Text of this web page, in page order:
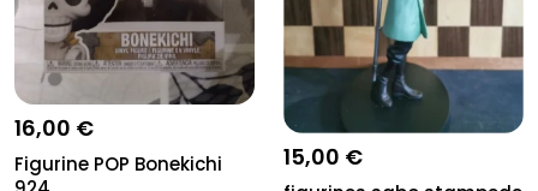
16,00 €
Figurine POP Bonekichi
15,00 €